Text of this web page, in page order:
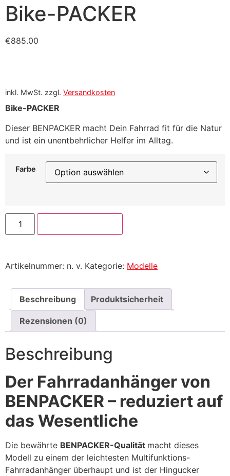
Bike-PACKER
€885.00
inkl. MwSt. zzgl. Versandkosten
Bike-PACKER
Dieser BENPACKER macht Dein Fahrrad fit für die Natur
und ist ein unentbehrlicher Helfer im Alltag.
Farbe
Artikelnummer: n. v. Kategorie: Modelle
Beschreibung Produktsicherheit
Rezensionen (0)
Beschreibung
Der Fahrradanhänger von
BENPACKER – reduziert auf
das Wesentliche
Die bewährte BENPACKER-Qualität macht dieses
Modell zu einem der leichtesten Multifunktions-
Fahrradanhänger überhaupt und ist der Hingucker